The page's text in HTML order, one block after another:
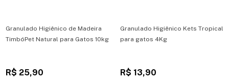
Granulado Higiênico de Madeira
TimbóPet Natural para Gatos 10kg
R$ 25,90
Granulado Higiênico Kets Tropical
para gatos 4Kg
R$ 13,90